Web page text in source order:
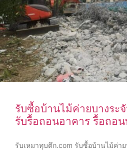
รับซื้อบ้านไม้ค่ายบางระ
รับรื้อถอนอาคาร รื้อถอ
รับเหมาทุบตึก.com รับซื้อบ้านไม้ค่าย